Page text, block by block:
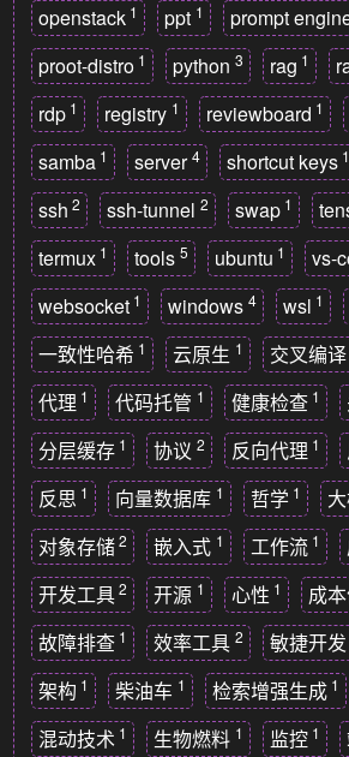
openstack 1 ppt 1 prompt
proot-distro 1 python 3 rag 1
rdp 1 registry 1 reviewboard 1
samba 1 server 4 shortcut keys 1
ssh 2 ssh-tunnel 2 swap 1
termux 1 tools 5 ubuntu 1 vs-
websocket 1 windows 4 wsl 1
一致性哈希 1 云原生 1 交叉编译
代理 1 代码托管 1 健康检查 1
分层缓存 1 协议 2 反向代理 1
反思 1 向量数据库 1 哲学 1
对象存储 2 嵌入式 1 工作流 1
开发工具 2 开源 1 心性 1 成
故障排查 1 效率工具 2 敏捷开发
架构 1 柴油车 1 检索增强生成 1
混动技术 1 生物燃料 1 监控 1